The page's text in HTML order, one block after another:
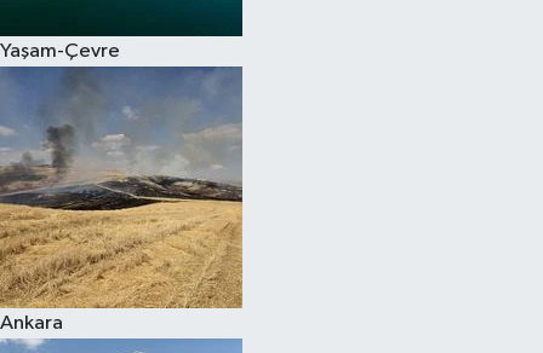
Yaşam-Çevre
Ankara
Kim kimdir?
Kültür Sanat
Sağlık
Siyaset
Teknoloji